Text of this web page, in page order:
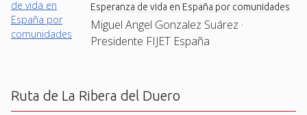
Esperanza de vida en España por comunidades
Miguel Angel Gonzalez Suárez ·
Presidente FIJET España
Ruta de La Ribera del Duero